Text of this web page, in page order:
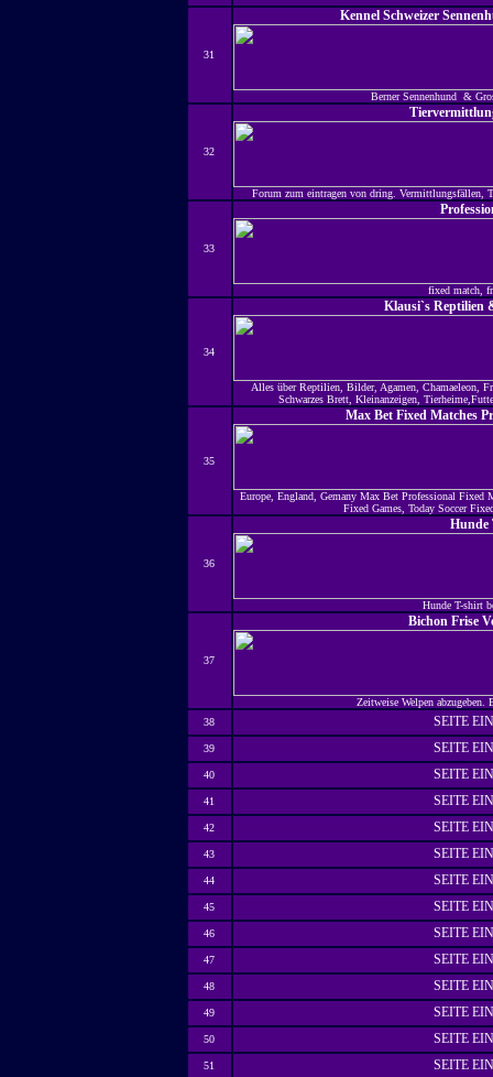
31
Kennel Schweizer
Berner Sennenhund &
32
Forum zum eintragen von dring. Vermittlungsfällen,
33
fixed match,
34
Klausi`s Reptilien
Alles über Reptilien, Bilder, Agamen, Chamaeleon,
Schwarzes Brett, Kleinanzeigen,
35
Max Bet Fixed Matches
Europe, England, Gemany Max Bet Professional Fixed
Fixed Games, Today Soccer
36
Hunde
Hunde T-shirt
37
Bichon Frise
Zeitweise Welpen abzugeben.
38
SEITE
39 SEITE
40 SEITE
41 SEITE
42 SEITE
43 SEITE
44 SEITE
45 SEITE
46 SEITE
47 SEITE
48 SEITE
49 SEITE
50 SEITE
51 SEITE